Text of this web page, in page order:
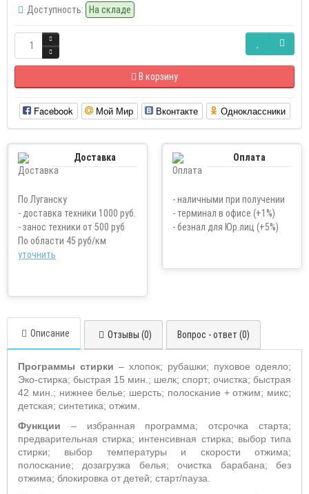
Доступность: На складе
В корзину
Facebook Мой Мир Вконтакте Одноклассники
Доставка
По Луганску
- доставка техники 1000 руб.
- занос техники от 500 руб
По области 45 руб/км
уточнить
Оплата
- наличными при получении
- терминал в офисе (+1%)
- безнал для Юр.лиц (+5%)
Описание Отзывы (0) Вопрос - ответ (0)
Программы стирки – хлопок; рубашки; пуховое одеяло;
Эко-стирка; быстрая 15 мин.; шелк; спорт; очистка; быстрая
42 мин.; нижнее белье; шерсть; полоскание + отжим; микс;
детская; синтетика; отжим.
Функции – избранная программа; отсрочка старта;
предварительная стирка; интенсивная стирка; выбор типа
стирки; выбор температуры и скорости отжима;
полоскание; дозагрузка белья; очистка барабана; без
отжима; блокировка от детей; старт/пауза.